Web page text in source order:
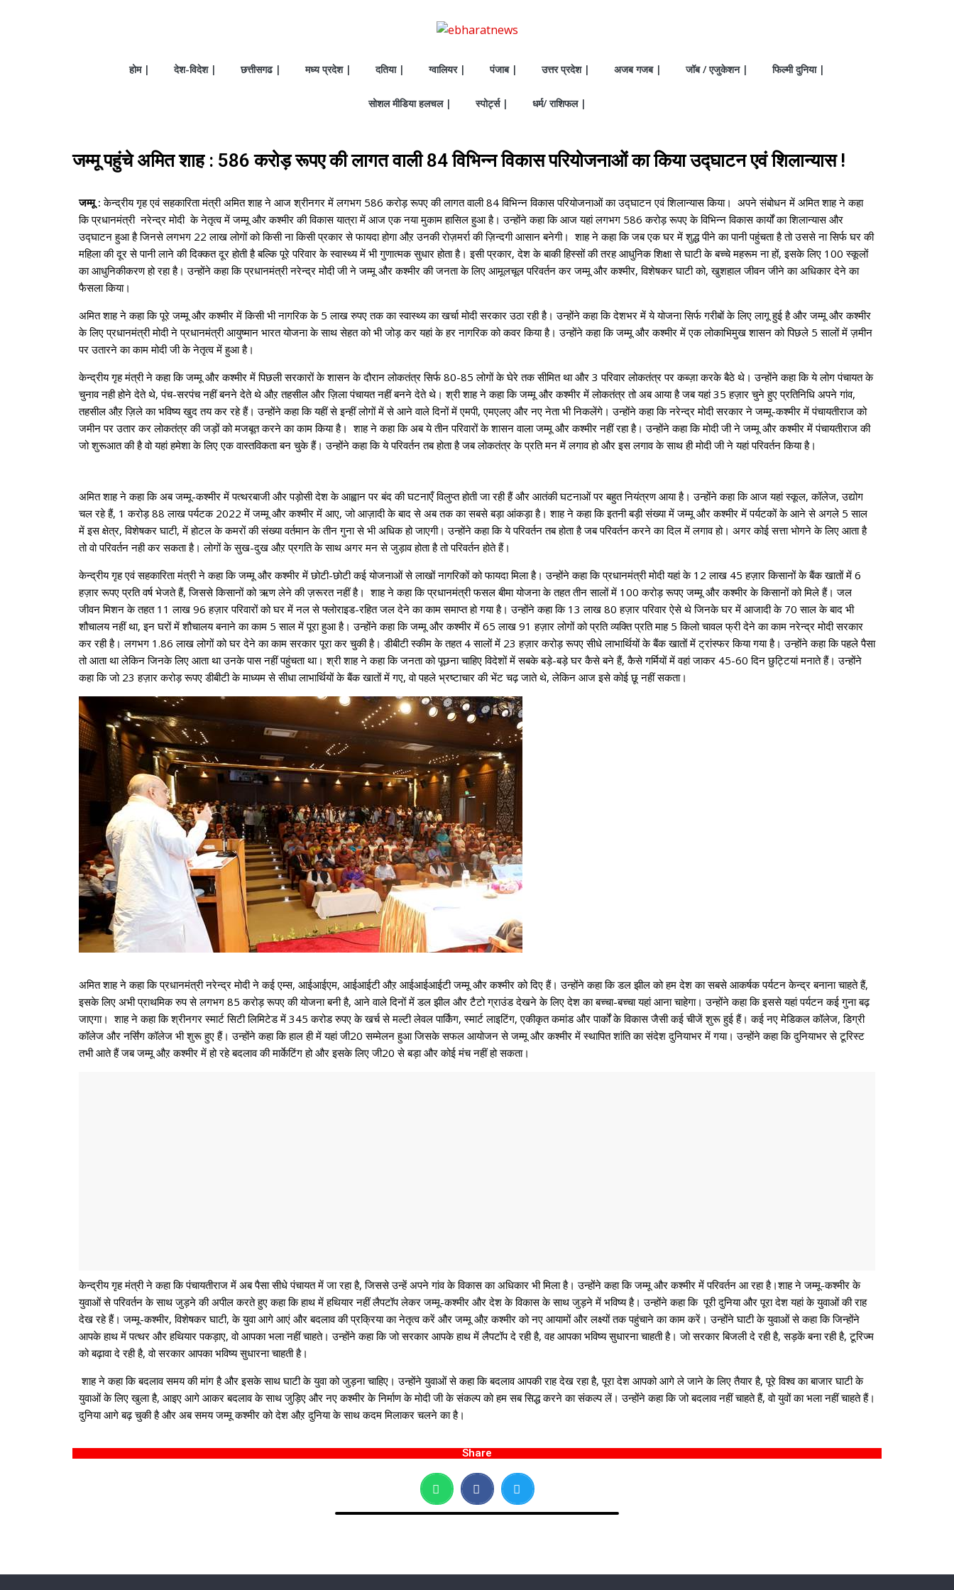
होम | देश-विदेश | छत्तीसगढ | मध्य प्रदेश | दतिया | ग्वालियर | पंजाब | उत्तर प्रदेश | अजब गजब | जॉब / एजुकेशन | फिल्मी दुनिया |
सोशल मीडिया हलचल | स्पोर्ट्स | धर्म/ राशिफल |
जम्मू पहुंचे अमित शाह : 586 करोड़ रूपए की लागत वाली 84 विभिन्न विकास परियोजनाओं का किया उद्घाटन एवं शिलान्यास !
जम्मू : केन्द्रीय गृह एवं सहकारिता मंत्री अमित शाह ने आज श्रीनगर में लगभग 586 करोड़ रूपए की लागत वाली 84 विभिन्न विकास परियोजनाओं का उद्घाटन एवं शिलान्यास किया। अपने संबोधन में अमित शाह ने कहा
कि प्रधानमंत्री नरेन्द्र मोदी के नेतृत्व में जम्मू और कश्मीर की विकास यात्रा में आज एक नया मुकाम हासिल हुआ है। उन्होंने कहा कि आज यहां लगभग 586 करोड़ रूपए के विभिन्न विकास कार्यों का शिलान्यास और
उद्घाटन हुआ है जिनसे लगभग 22 लाख लोगों को किसी ना किसी प्रकार से फायदा होगा औऱ उनकी रोज़मर्रा की ज़िन्दगी आसान बनेगी। शाह ने कहा कि जब एक घर में शुद्ध पीने का पानी पहुंचता है तो उससे ना सिर्फ घर की
महिला की दूर से पानी लाने की दिक्कत दूर होती है बल्कि पूरे परिवार के स्वास्थ्य में भी गुणात्मक सुधार होता है। इसी प्रकार, देश के बाकी हिस्सों की तरह आधुनिक शिक्षा से घाटी के बच्चे महरूम ना हों, इसके लिए 100 स्कूलों
का आधुनिकीकरण हो रहा है। उन्होंने कहा कि प्रधानमंत्री नरेन्द्र मोदी जी ने जम्मू और कश्मीर की जनता के लिए आमूलचूल परिवर्तन कर जम्मू और कश्मीर, विशेषकर घाटी को, खुशहाल जीवन जीने का अधिकार देने का
फैसला किया।
अमित शाह ने कहा कि पूरे जम्मू और कश्मीर में किसी भी नागरिक के 5 लाख रुपए तक का स्वास्थ्य का खर्चा मोदी सरकार उठा रही है। उन्होंने कहा कि देशभर में ये योजना सिर्फ गरीबों के लिए लागू हुई है और जम्मू और कश्मीर
के लिए प्रधानमंत्री मोदी ने प्रधानमंत्री आयुष्मान भारत योजना के साथ सेहत को भी जोड़ कर यहां के हर नागरिक को कवर किया है। उन्होंने कहा कि जम्मू और कश्मीर में एक लोकाभिमुख शासन को पिछले 5 सालों में ज़मीन
पर उतारने का काम मोदी जी के नेतृत्व में हुआ है।
केन्द्रीय गृह मंत्री ने कहा कि जम्मू और कश्मीर में पिछली सरकारों के शासन के दौरान लोकतंत्र सिर्फ 80-85 लोगों के घेरे तक सीमित था और 3 परिवार लोकतंत्र पर कब्ज़ा करके बैठे थे। उन्होंने कहा कि ये लोग पंचायत के
चुनाव नही होने देते थे, पंच-सरपंच नहीं बनने देते थे औऱ तहसील और ज़िला पंचायत नहीं बनने देते थे। श्री शाह ने कहा कि जम्मू और कश्मीर में लोकतंत्र तो अब आया है जब यहां 35 हज़ार चुने हुए प्रतिनिधि अपने गांव,
तहसील औऱ ज़िले का भविष्य खुद तय कर रहे हैं। उन्होंने कहा कि यहीं से इन्हीं लोगों में से आने वाले दिनों में एमपी, एमएलए और नए नेता भी निकलेंगे। उन्होंने कहा कि नरेन्द्र मोदी सरकार ने जम्मू-कश्मीर में पंचायतीराज को
जमीन पर उतार कर लोकतंत्र की जड़ों को मजबूत करने का काम किया है। शाह ने कहा कि अब ये तीन परिवारों के शासन वाला जम्मू और कश्मीर नहीं रहा है। उन्होंने कहा कि मोदी जी ने जम्मू और कश्मीर में पंचायतीराज की
जो शुरूआत की है वो यहां हमेशा के लिए एक वास्तविकता बन चुके हैं। उन्होंने कहा कि ये परिवर्तन तब होता है जब लोकतंत्र के प्रति मन में लगाव हो और इस लगाव के साथ ही मोदी जी ने यहां परिवर्तन किया है।
अमित शाह ने कहा कि अब जम्मू-कश्मीर में पत्थरबाजी और पड़ोसी देश के आह्वान पर बंद की घटनाएँ विलुप्त होती जा रही हैं और आतंकी घटनाओं पर बहुत नियंत्रण आया है। उन्होंने कहा कि आज यहां स्कूल, कॉलेज, उद्योग
चल रहे हैं, 1 करोड़ 88 लाख पर्यटक 2022 में जम्मू और कश्मीर में आए, जो आज़ादी के बाद से अब तक का सबसे बड़ा आंकड़ा है। शाह ने कहा कि इतनी बड़ी संख्या में जम्मू और कश्मीर में पर्यटकों के आने से अगले 5 साल
में इस क्षेत्र, विशेषकर घाटी, में होटल के कमरों की संख्या वर्तमान के तीन गुना से भी अधिक हो जाएगी। उन्होंने कहा कि ये परिवर्तन तब होता है जब परिवर्तन करने का दिल में लगाव हो। अगर कोई सत्ता भोगने के लिए आता है
तो वो परिवर्तन नही कर सकता है। लोगों के सुख-दुख औऱ प्रगति के साथ अगर मन से जुड़ाव होता है तो परिवर्तन होते हैं।
केन्द्रीय गृह एवं सहकारिता मंत्री ने कहा कि जम्मू और कश्मीर में छोटी-छोटी कई योजनाओं से लाखों नागरिकों को फायदा मिला है। उन्होंने कहा कि प्रधानमंत्री मोदी यहां के 12 लाख 45 हज़ार किसानों के बैंक खातों में 6
हज़ार रूपए प्रति वर्ष भेजते हैं, जिससे किसानों को ऋण लेने की ज़रूरत नहीं है। शाह ने कहा कि प्रधानमंत्री फसल बीमा योजना के तहत तीन सालों में 100 करोड़ रूपए जम्मू और कश्मीर के किसानों को मिले हैं। जल
जीवन मिशन के तहत 11 लाख 96 हज़ार परिवारों को घर में नल से फ्लोराइड-रहित जल देने का काम समाप्त हो गया है। उन्होंने कहा कि 13 लाख 80 हज़ार परिवार ऐसे थे जिनके घर में आजादी के 70 साल के बाद भी
शौचालय नहीं था, इन घरों में शौचालय बनाने का काम 5 साल में पूरा हुआ है। उन्होंने कहा कि जम्मू और कश्मीर में 65 लाख 91 हज़ार लोगों को प्रति व्यक्ति प्रति माह 5 किलो चावल फ्री देने का काम नरेन्द्र मोदी सरकार
कर रही है। लगभग 1.86 लाख लोगों को घर देने का काम सरकार पूरा कर चुकी है। डीबीटी स्कीम के तहत 4 सालों में 23 हज़ार करोड़ रूपए सीधे लाभार्थियों के बैंक खातों में ट्रांस्फर किया गया है। उन्होंने कहा कि पहले पैसा
तो आता था लेकिन जिनके लिए आता था उनके पास नहीं पहुंचता था। श्री शाह ने कहा कि जनता को पूछना चाहिए विदेशों में सबके बड़े-बड़े घर कैसे बने हैं, कैसे गर्मियों में वहां जाकर 45-60 दिन छुट्टियां मनाते हैं। उन्होंने
कहा कि जो 23 हज़ार करोड़ रूपए डीबीटी के माध्यम से सीधा लाभार्थियों के बैंक खातों में गए, वो पहले भ्रष्टाचार की भेंट चढ़ जाते थे, लेकिन आज इसे कोई छू नहीं सकता।
अमित शाह ने कहा कि प्रधानमंत्री नरेन्द्र मोदी ने कई एम्स, आईआईएम, आईआईटी औऱ आईआईआईटी जम्मू और कश्मीर को दिए हैं। उन्होंने कहा कि डल झील को हम देश का सबसे आकर्षक पर्यटन केन्द्र बनाना चाहते हैं,
इसके लिए अभी प्राथमिक रुप से लगभग 85 करोड़ रूपए की योजना बनी है, आने वाले दिनों में डल झील और टैटो ग्राउंड देखने के लिए देश का बच्चा-बच्चा यहां आना चाहेगा। उन्होंने कहा कि इससे यहां पर्यटन कई गुना बढ़
जाएगा। शाह ने कहा कि श्रीनगर स्मार्ट सिटी लिमिटेड में 345 करोड रुपए के खर्च से मल्टी लेवल पार्किंग, स्मार्ट लाइटिंग, एकीकृत कमांड और पार्कों के विकास जैसी कई चीजें शुरू हुई हैं। कई नए मेडिकल कॉलेज, डिग्री
कॉलेज और नर्सिंग कॉलेज भी शुरू हुए हैं। उन्होंने कहा कि हाल ही में यहां जी20 सम्मेलन हुआ जिसके सफल आयोजन से जम्मू और कश्मीर में स्थापित शांति का संदेश दुनियाभर में गया। उन्होंने कहा कि दुनियाभर से टूरिस्ट
तभी आते हैं जब जम्मू औऱ कश्मीर में हो रहे बदलाव की मार्केटिंग हो और इसके लिए जी20 से बड़ा और कोई मंच नहीं हो सकता।
केन्द्रीय गृह मंत्री ने कहा कि पंचायतीराज में अब पैसा सीधे पंचायत में जा रहा है, जिससे उन्हें अपने गांव के विकास का अधिकार भी मिला है। उन्होंने कहा कि जम्मू और कश्मीर में परिवर्तन आ रहा है।शाह ने जम्मू-कश्मीर के
युवाओं से परिवर्तन के साथ जुड़ने की अपील करते हुए कहा कि हाथ में हथियार नहीं लैपटॉप लेकर जम्मू-कश्मीर और देश के विकास के साथ जुड़ने में भविष्य है। उन्होंने कहा कि पूरी दुनिया और पूरा देश यहां के युवाओं की राह
देख रहे हैं। जम्मू-कश्मीर, विशेषकर घाटी, के युवा आगे आएं और बदलाव की प्रक्रिया का नेतृत्व करें और जम्मू औऱ कश्मीर को नए आयामों और लक्ष्यों तक पहुंचाने का काम करें। उन्होंने घाटी के युवाओं से कहा कि जिन्होंने
आपके हाथ में पत्थर और हथियार पकड़ाए, वो आपका भला नहीं चाहते। उन्होंने कहा कि जो सरकार आपके हाथ में लैपटॉप दे रही है, वह आपका भविष्य सुधारना चाहती है। जो सरकार बिजली दे रही है, सड़कें बना रही है, टूरिज्म
को बढ़ावा दे रही है, वो सरकार आपका भविष्य सुधारना चाहती है।
शाह ने कहा कि बदलाव समय की मांग है और इसके साथ घाटी के युवा को जुड़ना चाहिए। उन्होंने युवाओं से कहा कि बदलाव आपकी राह देख रहा है, पूरा देश आपको आगे ले जाने के लिए तैयार है, पूरे विश्व का बाजार घाटी के
युवाओं के लिए खुला है, आइए आगे आकर बदलाव के साथ जुड़िए और नए कश्मीर के निर्माण के मोदी जी के संकल्प को हम सब सिद्ध करने का संकल्प लें। उन्होंने कहा कि जो बदलाव नहीं चाहते हैं, वो युवों का भला नहीं चाहते हैं।
दुनिया आगे बढ़ चुकी है और अब समय जम्मू कश्मीर को देश औऱ दुनिया के साथ कदम मिलाकर चलने का है।
Share